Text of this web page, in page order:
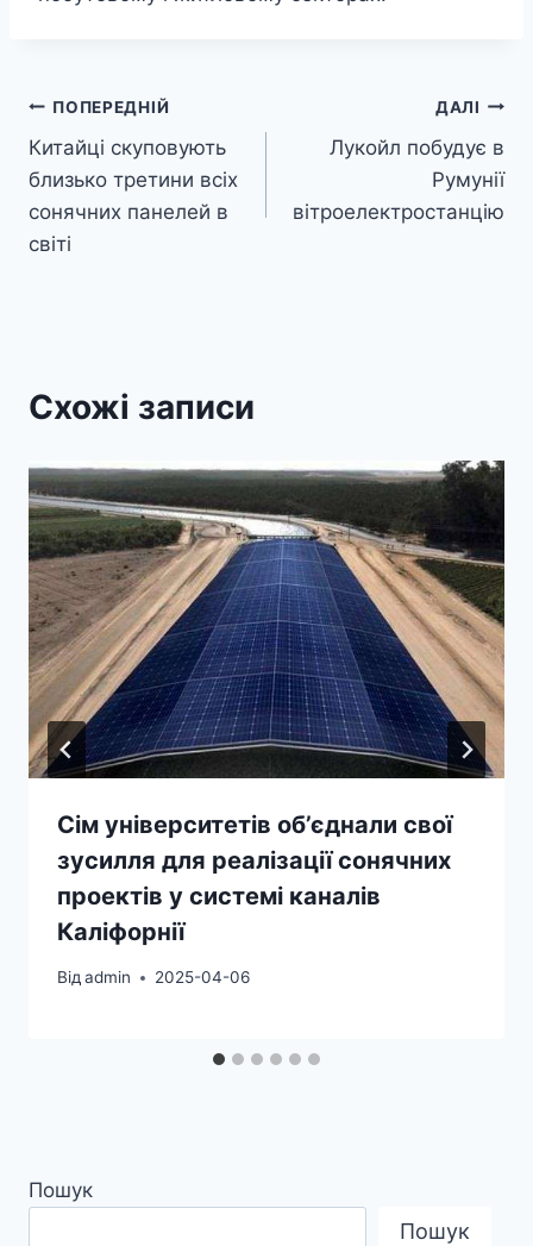
Навігація
записів
ПОПЕРЕДНІЙ
Китайці скуповують
близько третини всіх
сонячних панелей в
світі
ДАЛІ
Лукойл побудує в
Румунії
вітроелектростанцію
Схожі записи
Сім університетів об’єднали свої
зусилля для реалізації сонячних
проектів у системі каналів
Каліфорнії
Відadmin 2025-04-06
Пошук
Пошук